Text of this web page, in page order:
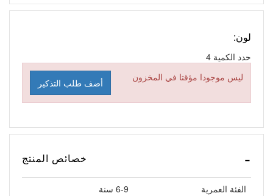
لون:
حدد الكمية
ليس موجودا مؤقتا في المخزون
أضف طلب التذكير
خصائص المنتج
الفئة العمرية
6-9 سنة